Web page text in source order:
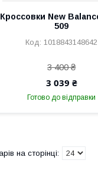
Кроссовки New
509
1018843148642
3 400 ₴
3 039 ₴
Готово до відправки